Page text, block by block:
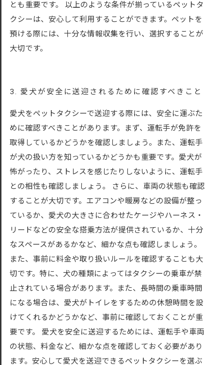
とも重要です。 以上のような条件が揃っているペットタ
クシーは、安心して利用することができます。ペットを
預ける際には、十分な情報収集を行い、選択することが
大切です。
3. 愛犬が安全に送迎されるために確認すべきこと
愛犬をペットタクシーで送迎する際には、安全に運ぶた
めに確認すべきことがあります。まず、運転手が免許を
取得しているかどうかを確認しましょう。また、運転手
が犬の扱い方を知っているかどうかも重要です。愛犬が
怖がったり、ストレスを感じたりしないように、運転手
との相性も確認しましょう。 さらに、車両の状態も確認
することが大切です。エアコンや暖房などの設備が整っ
ているか、愛犬の大きさに合わせたケージやハーネス・
リードなどの安全な搭乗方法が提供されているか、十分
なスペースがあるかなど、細かな点も確認しましょう。
また、事前に料金や取り扱いルールを確認することも大
切です。特に、犬の種類によってはタクシーの乗車が禁
止されている場合があります。また、長時間の乗車時間
になる場合は、愛犬がトイレをするための休憩時間を設
けてくれるかどうかなど、事前に確認しておくことが重
要です。 愛犬を安全に送迎するためには、運転手や車両
の状態、料金など、細かな点を確認しておく必要があり
ます。安心して愛犬を送迎できるペットタクシーを選ぶ